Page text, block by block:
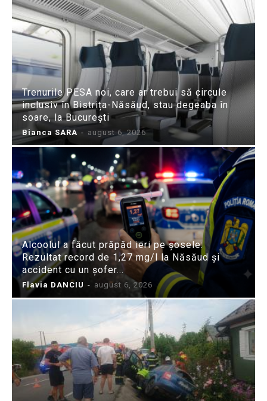
Trenurile PESA noi, care ar trebui să circule
inclusiv în Bistrița-Năsăud, stau degeaba în
soare, la București
Bianca SARA - august 6, 2026
Alcoolul a făcut prăpăd ieri pe șosele:
Rezultat record de 1,27 mg/l la Năsăud și
accident cu un șofer...
Flavia DANCIU - august 6, 2026